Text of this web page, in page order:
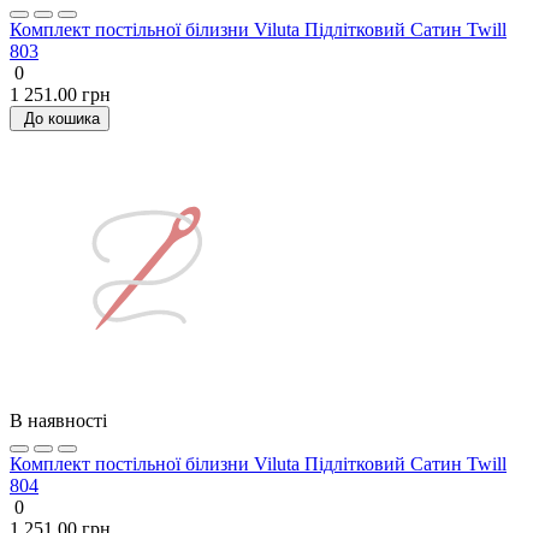
Комплект постільної білизни Viluta Підлітковий Сатин Twill
803
0
1 251.00 грн
До кошика
В наявності
Комплект постільної білизни Viluta Підлітковий Сатин Twill
804
0